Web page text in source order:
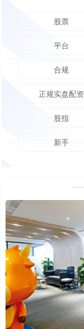
股票
平台
合规
正规实盘配资
股指
新手